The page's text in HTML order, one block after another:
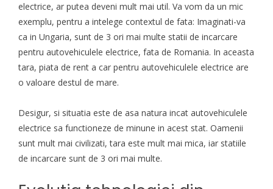
electrice, ar putea deveni mult mai util. Va vom da un mic
exemplu, pentru a intelege contextul de fata: Imaginati-va
ca in Ungaria, sunt de 3 ori mai multe statii de incarcare
pentru autovehiculele electrice, fata de Romania. In aceasta
tara, piata de rent a car pentru autovehiculele electrice are
o valoare destul de mare.
Desigur, si situatia este de asa natura incat autovehiculele
electrice sa functioneze de minune in acest stat. Oamenii
sunt mult mai civilizati, tara este mult mai mica, iar statiile
de incarcare sunt de 3 ori mai multe.